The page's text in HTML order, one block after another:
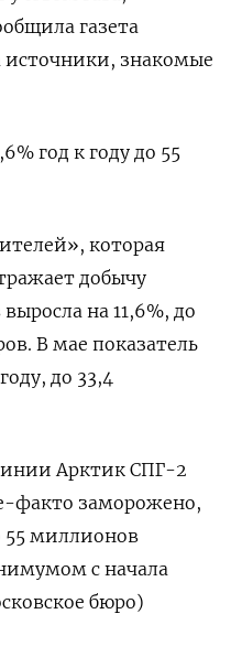
газета
источники, знакомые
год к году до 55
которая
добычу
на 11,6%, до
В мае показатель
до 33,4
Арктик СПГ-2
факто заморожено,
55 миллионов
с начала
бюро)